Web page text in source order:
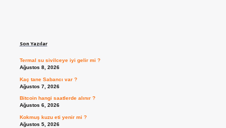
Son Yazılar
Termal su sivilceye iyi gelir mi ?
Ağustos 8, 2026
Kaç tane Sabancı var ?
Ağustos 7, 2026
Bitcoin hangi saatlerde alınır ?
Ağustos 6, 2026
Kokmuş kuzu eti yenir mi ?
Ağustos 5, 2026